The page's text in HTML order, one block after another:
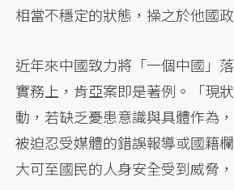
相當不穩定的狀態，操之於他國
近年來中國致力將「一個中國」
實務上，肯亞案即是著例。「現
動，若缺乏憂患意識與具體作為
被迫忍受媒體的錯誤報導或國籍
大可至國民的人身安全受到威脅